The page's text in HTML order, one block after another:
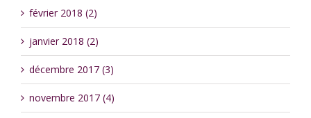
février 2018 (2)
janvier 2018 (2)
décembre 2017 (3)
novembre 2017 (4)